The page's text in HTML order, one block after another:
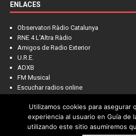
ENLACES
Observatori Ràdio Catalunya
RNE 4 L'Altra Ràdio
Amigos de Radio Exterior
U.R.E.
ADXB
FM Musical
Escuchar radios online
Utilizamos cookies para asegurar
experiencia al usuario en Guía de
utilizando este sitio asumiremos